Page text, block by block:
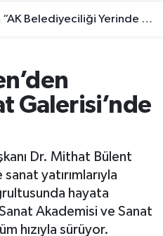
Yerinde Gör” programı
Galerisi’nde
Dr. Mithat Bülent
yatırımlarıyla
hayata
Akademisi ve Sanat
hızıyla sürüyor.
ve Fikstür